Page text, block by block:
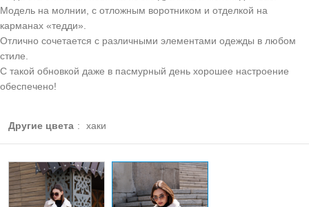
Модель на молнии, с отложным воротником и отделкой на
карманах «тедди».
Отлично сочетается с различными элементами одежды в любом
стиле.
С такой обновкой даже в пасмурный день хорошее настроение
обеспечено!
Другие цвета : хаки